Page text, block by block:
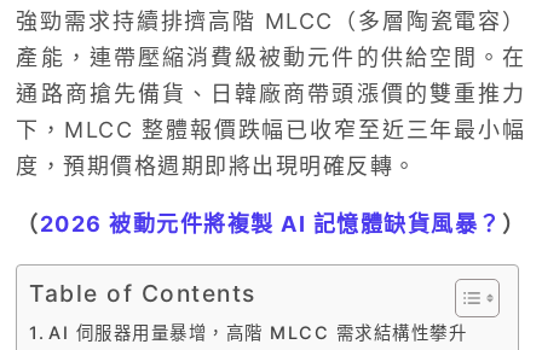
強勁需求持續排擠高階 MLCC（多層陶瓷電容）
產能，連帶壓縮消費級被動元件的供給空間。在
通路商搶先備貨、日韓廠商帶頭漲價的雙重推力
下，MLCC 整體報價跌幅已收窄至近三年最小幅
度，預期價格週期即將出現明確反轉。
（2026 被動元件將複製 AI 記憶體缺貨風暴？ ）
Table of Contents
AI 伺服器用量暴增，高階 MLCC 需求結構性攀升